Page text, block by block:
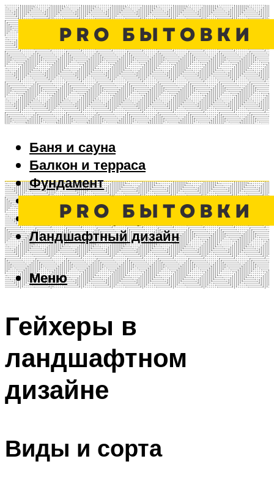
Баня и сауна
Балкон и терраса
Фундамент
Ворота и забор
Дизайн интерьера
Ландшафтный дизайн
Меню
Меню
Гейхеры в
ландшафтном
дизайне
Виды и сорта